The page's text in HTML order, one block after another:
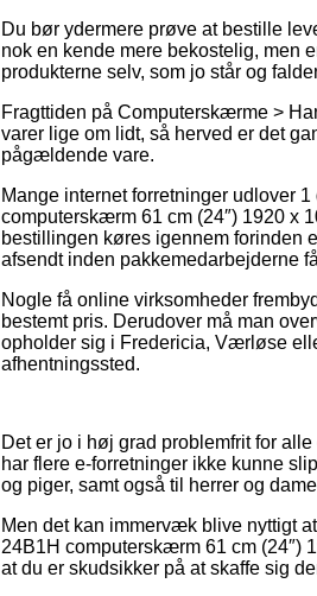
Du bør ydermere prøve at bestille
nok en kende mere bekostelig, men
produkterne selv, som jo står og
Fragttiden på Computerskærme >
varer lige om lidt, så herved er det
pågældende vare.
Mange internet forretninger udlover
computerskærm 61 cm (24″) 1920 x
bestillingen køres igennem forinden
afsendt inden pakkemedarbejderne
Nogle få online virksomheder
bestemt pris. Derudover må man
opholder sig i Fredericia, Værløse
afhentningssted.
Det er jo i høj grad problemfrit for
har flere e-forretninger ikke kunne
og piger, samt også til herrer og
Men det kan immervæk blive nyttigt
24B1H computerskærm 61 cm (24″)
at du er skudsikker på at skaffe sig